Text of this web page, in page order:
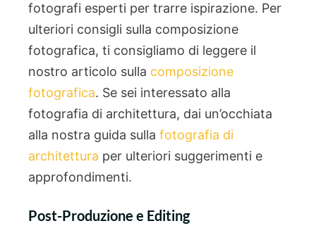
fotografi esperti per trarre ispirazione. Per
ulteriori consigli sulla composizione
fotografica, ti consigliamo di leggere il
nostro articolo sulla composizione
fotografica. Se sei interessato alla
fotografia di architettura, dai un’occhiata
alla nostra guida sulla fotografia di
architettura per ulteriori suggerimenti e
approfondimenti.
Post-Produzione e Editing